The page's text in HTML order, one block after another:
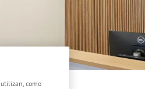
utilizan, como